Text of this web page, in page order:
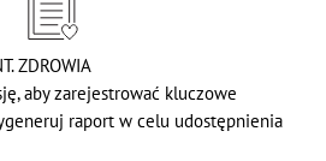
ZDROWIA
aby zarejestrować kluczowe
raport w celu udostępnienia